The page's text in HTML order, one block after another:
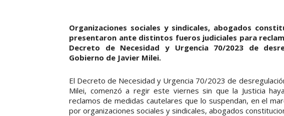
Organizaciones sociales y sindicales, abogados
presentaron ante distintos fueros judiciales para
Decreto de Necesidad y Urgencia 70/2023 de
Gobierno de Javier Milei.
El Decreto de Necesidad y Urgencia 70/2023 de
Milei, comenzó a regir este viernes sin que la Justicia
reclamos de medidas cautelares que lo suspendan, en el
por organizaciones sociales y sindicales, abogados